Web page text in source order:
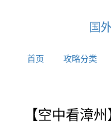
国
首页 攻略分类
【空中看漳